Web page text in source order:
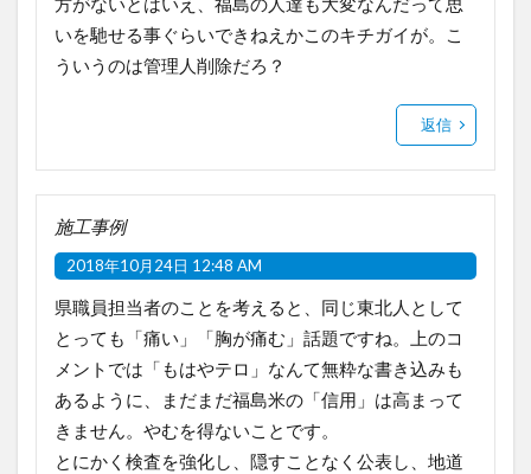
いを馳せる事ぐらいできねえかこのキチガイが。こ
ういうのは管理人削除だろ？
返信
施工事例
2018年10月24日 12:48 AM
県職員担当者のことを考えると、同じ東北人として
とっても「痛い」「胸が痛む」話題ですね。上のコ
メントでは「もはやテロ」なんて無粋な書き込みも
あるように、まだまだ福島米の「信用」は高まって
きません。やむを得ないことです。
とにかく検査を強化し、隠すことなく公表し、地道